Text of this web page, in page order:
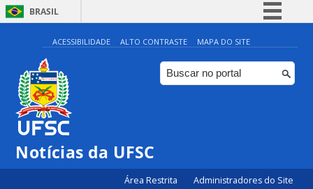
BRASIL
Simplifique!
Comunica BR
Participe
ACESSIBILIDADE ALTO CONTRASTE MAPA DO SITE
Notícias da UFSC
Área Restrita Administradores do Site